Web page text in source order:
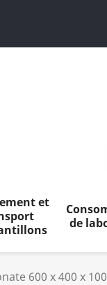
et
de
600 x 400 x